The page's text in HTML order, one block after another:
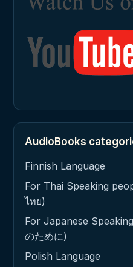
AudioBooks
Finnish Language
For Thai Speaking
ไทย)
For Japanese
のために)
Polish Language